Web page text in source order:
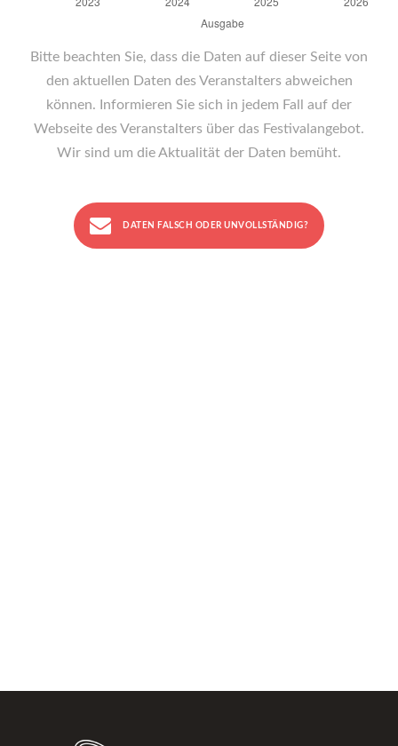
Bitte beachten Sie, dass die Daten auf dieser Seite von
den aktuellen Daten des Veranstalters abweichen
können. Informieren Sie sich in jedem Fall auf der
Webseite des Veranstalters über das Festivalangebot.
Wir sind um die Aktualität der Daten bemüht.
DATEN FALSCH ODER UNVOLLSTÄNDIG?